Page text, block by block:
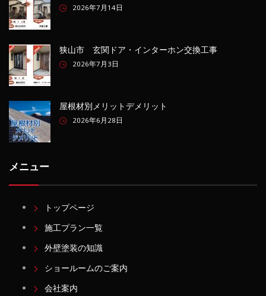
2026年7月14日
狭山市 玄関ドア・インターホン交換工事
2026年7月3日
屋根材別メリットデメリット
2026年6月28日
メニュー
トップページ
施工プラン一覧
外壁塗装の知識
ショールームのご案内
会社案内